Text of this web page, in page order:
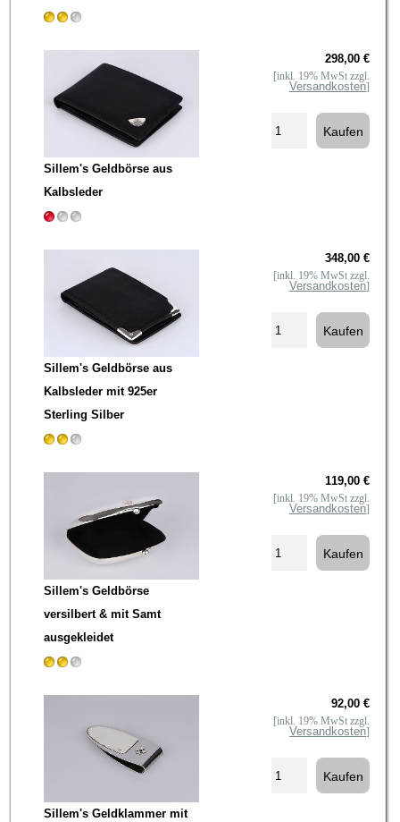
Sillem's Geldbörse aus
Kalbsleder
298,00 €
[inkl. 19% MwSt zzgl.
Versandkosten]
Sillem's Geldbörse aus
Kalbsleder mit 925er
Sterling Silber
348,00 €
[inkl. 19% MwSt zzgl.
Versandkosten]
Sillem's Geldbörse
versilbert & mit Samt
ausgekleidet
119,00 €
[inkl. 19% MwSt zzgl.
Versandkosten]
Sillem's Geldklammer mit
92,00 €
[inkl. 19% MwSt zzgl.
Versandkosten]